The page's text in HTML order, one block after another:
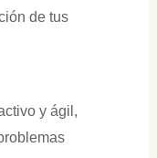
de tus
y ágil,